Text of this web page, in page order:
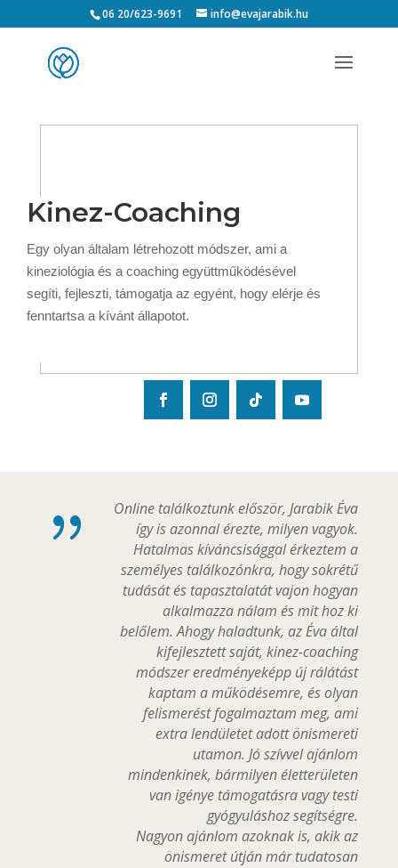
06 20/623-9691 info@evajarabik.hu
Kinez-Coaching
Egy olyan általam létrehozott módszer, ami a
kineziológia és a coaching együttműködésével
segíti, fejleszti, támogatja az egyént, hogy elérje és
fenntartsa a kívánt állapotot.
{
Online találkoztunk először, Jarabik Éva
így is azonnal érezte, milyen vagyok.
Hatalmas kíváncsisággal érkeztem a
személyes találkozónkra, hogy sokrétű
tudását és tapasztalatát vajon hogyan
alkalmazza nálam és mit hoz ki
belőlem. Ahogy haladtunk, az Éva által
kifejlesztett saját, kinez-coaching
módszer eredményeképp új rálátást
kaptam a működésemre, és olyan
felismerést fogalmaztam meg, ami
extra lendületet adott önismereti
utamon. Jó szívvel ajánlom
mindenkinek, bármilyen életterületen
van igénye támogatásra vagy testi
gyógyuláshoz segítségre.
Nagyon ajánlom azoknak is, akik az
önismeret útján már tudatosan